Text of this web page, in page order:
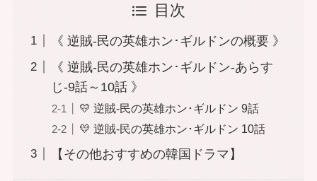
目次
《 逆賊-民の英雄ホン･ギルドンの概要 》
《 逆賊-民の英雄ホン･ギルドン-あらす
じ-9話～10話 》
💛 逆賊-民の英雄ホン･ギルドン 9話
💛 逆賊-民の英雄ホン･ギルドン 10話
【その他おすすめの韓国ドラマ】